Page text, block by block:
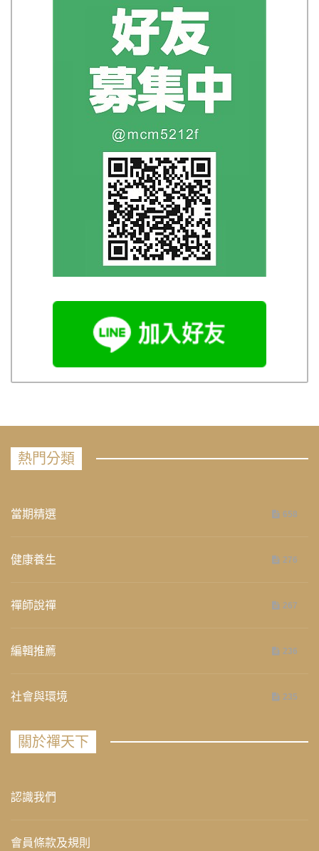
熱門分類
當期精選 658
健康養生 276
禪師說禪 267
編輯推薦 236
社會與環境 235
關於禪天下
認識我們
會員條款及規則